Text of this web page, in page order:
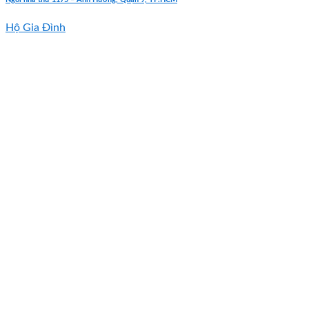
Hộ Gia Đình